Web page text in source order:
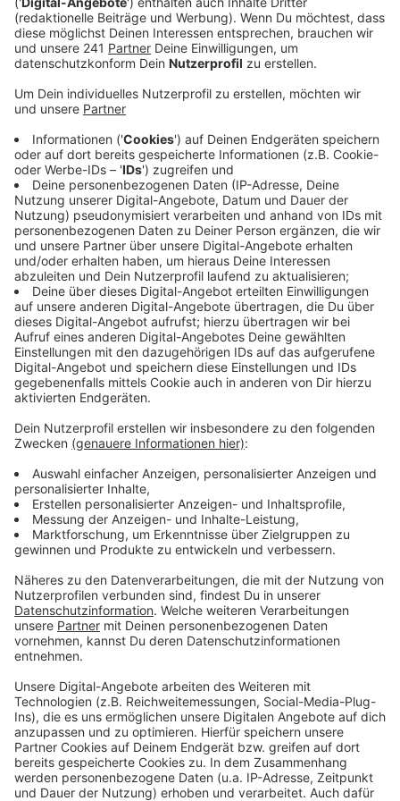
Königsberger Platz auch ein großer Edeka gebaut
werden soll.
Veröffentlicht:Freitag, 15.08.2025 15:08
Anzeige
Baubeginn
Anzeige
Geplant sind neben dem Supermarkt auch eine kleine
Mall mit einer Bäckerei und anderen kleinen Läden.
Nach aktueller Planung soll das Ganze spätestens
Anfang 2029 eröffnet werden.
Anzeige
Weitere Meldungen aus unserer Stadt
Mikroplastik im Rhein bei Leverkusen: Neue Studie
Waldbrandgefahr in Leverkusen: Die wichtigsten
Hinweise
NABU Leverkusen: 23 Fledermausbabys in Pflege
Anzeige
Anzeige